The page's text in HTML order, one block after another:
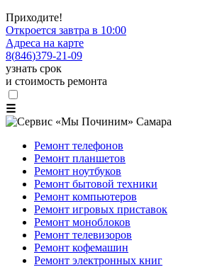
Приходите!
Откроется завтра в 10:00
Адреса на карте
8(846)379-21-09
узнать срок
и стоимость ремонта
☰
Ремонт телефонов
Ремонт планшетов
Ремонт ноутбуков
Ремонт бытовой техники
Ремонт компьютеров
Ремонт игровых приставок
Ремонт моноблоков
Ремонт телевизоров
Ремонт кофемашин
Ремонт электронных книг